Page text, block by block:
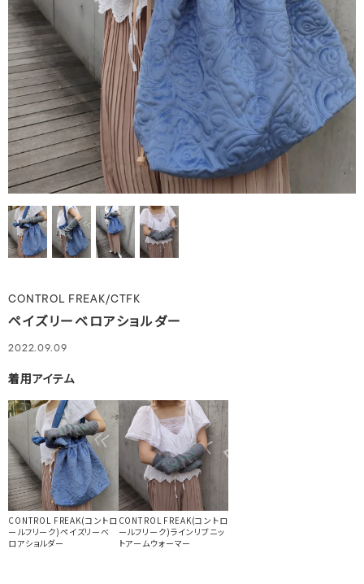
CONTROL FREAK/CTFK
ペイズリーベロアショルダー
2022.09.09
着用アイテム
CONTROL FREAK(コントロ
ールフリーク)ペイズリーベ
ロアショルダー
CONTROL FREAK(コントロ
ールフリーク)ラインリブニッ
トアームウォーマー